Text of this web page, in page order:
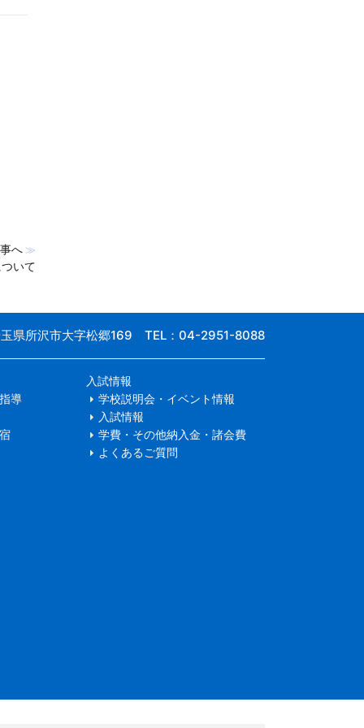
へ≫
いて
所沢市大字松郷169 TEL：04-2951-8088
導
入試情報
学校説明会・イベント情報
入試情報
学費・その他納入金・諸会費
よくあるご質問